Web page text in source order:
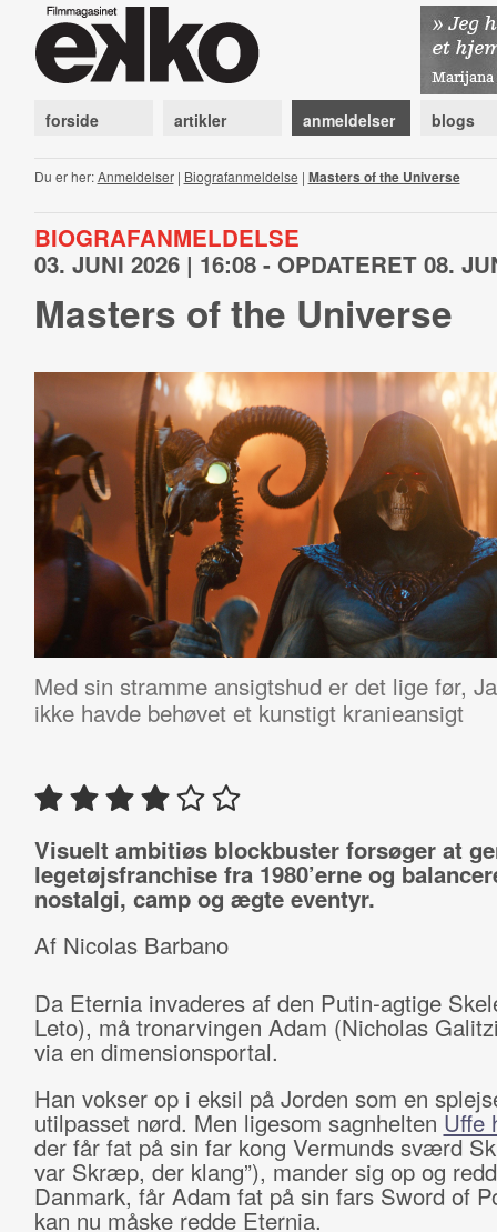
forside artikler anmeldelser blogs
Du er her:Anmeldelser| Biografanmeldelse | Masters of the Universe
BIOGRAFANMELDELSE
03. JUNI 2026 | 16:08 - OPDATERET 08.
Masters of the Universe
Med sin stramme ansigtshud er det lige før,
ikke havde behøvet et kunstigt kranieansigt
Visuelt ambitiøs blockbuster forsøger at
legetøjsfranchise fra 1980’erne og
nostalgi, camp og ægte eventyr.
Af Nicolas Barbano
Da Eternia invaderes af den Putin-agtige
Leto), må tronarvingen Adam (Nicholas
via en dimensionsportal.
Han vokser op i eksil på Jorden som en
utilpasset nørd. Men ligesom sagnhelten Uffe
der får fat på sin far kong Vermunds sværd
var Skræp, der klang”), mander sig op og
Danmark, får Adam fat på sin fars Sword of
kan nu måske redde Eternia.